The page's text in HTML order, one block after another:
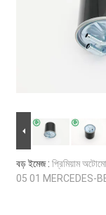
বড় ইমেজ : প্রিমিয়াম
05 01 MERCEDES-